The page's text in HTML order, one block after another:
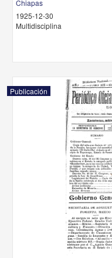
Chiapas
1925-12-30
Multidisciplina
Publicación